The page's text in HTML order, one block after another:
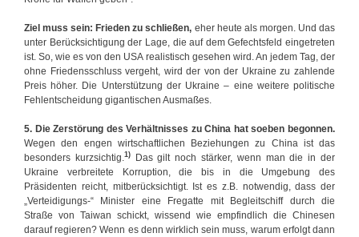
Ziel muss sein: Frieden zu schließen, eher heute als morgen. Und das
unter Berücksichtigung der Lage, die auf dem Gefechtsfeld eingetreten
ist. So, wie es von den USA realistisch gesehen wird. An jedem Tag, der
ohne Friedensschluss vergeht, wird der von der Ukraine zu zahlende
Preis höher. Die Unterstützung der Ukraine – eine weitere politische
Fehlentscheidung gigantischen Ausmaßes.
5. Die Zerstörung des Verhältnisses zu China hat soeben begonnen.
Wegen den engen wirtschaftlichen Beziehungen zu China ist das
besonders kurzsichtig.1)
Das gilt noch stärker, wenn man die in der
Ukraine verbreitete Korruption, die bis in die Umgebung des
Präsidenten reicht, mitberücksichtigt. Ist es z.B. notwendig, dass der
„Verteidigungs-“ Minister eine Fregatte mit Begleitschiff durch die
Straße von Taiwan schickt, wissend wie empfindlich die Chinesen
darauf regieren? Wenn es denn wirklich sein muss, warum erfolgt dann